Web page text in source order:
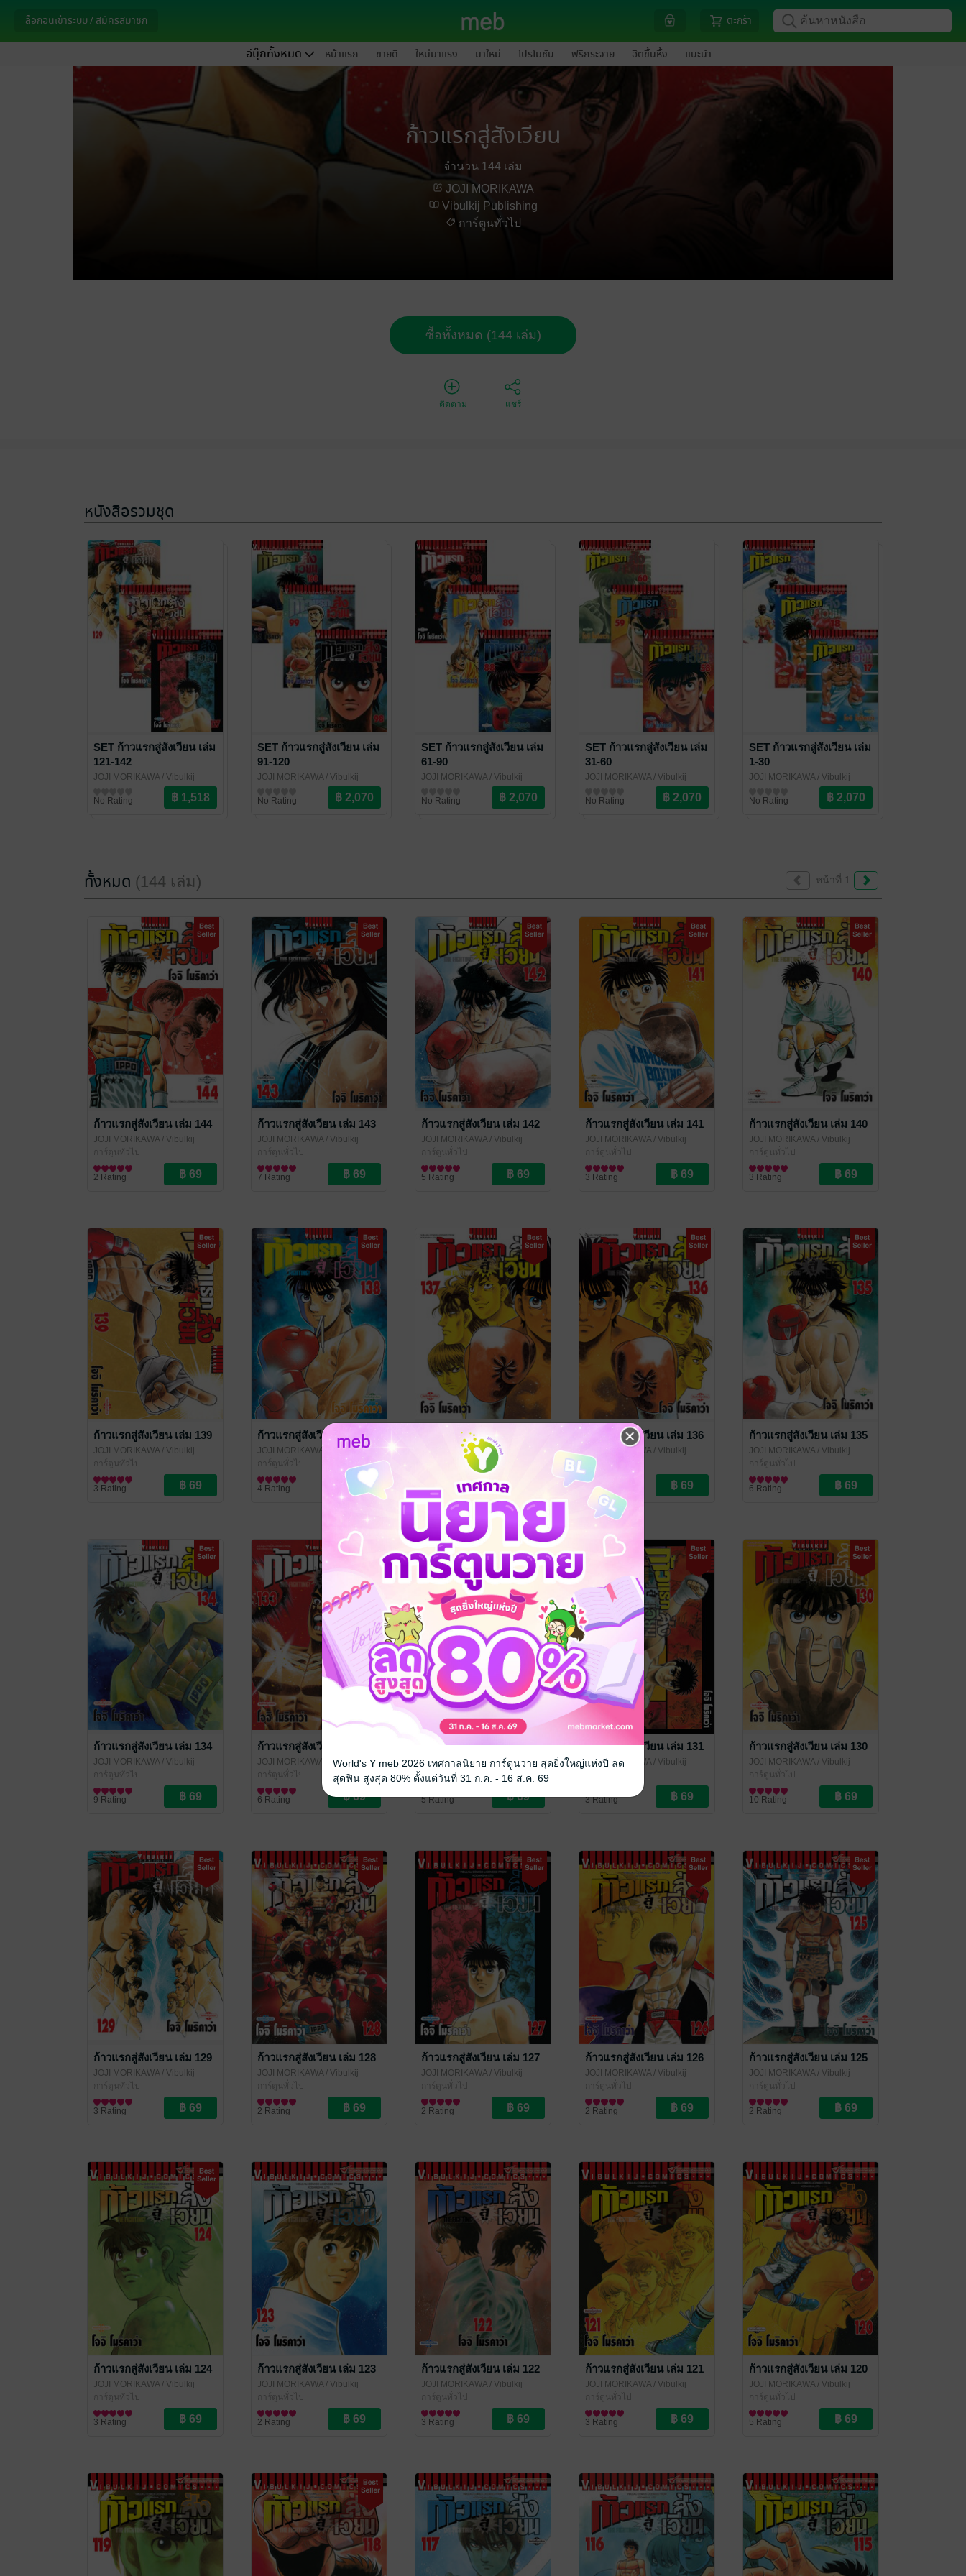
ล็อกอินเข้าระบบ / สมัครสมาชิก ตะกร้า
อีบุ๊กทั้งหมด หน้าแรก ขายดี ใหม่มาแรง มาใหม่ โปรโมชัน ฟรีกระจาย ฮิตขึ้นหิ้ง แนะนำ
ก้าวแรกสู่สังเวียน
จำนวน 144 เล่ม
JOJI MORIKAWA
Vibulkij Publishing
การ์ตูนทั่วไป
ซื้อทั้งหมด (144 เล่ม)
ติดตาม แชร์
หนังสือรวมชุด
SET ก้าวแรกสู่สังเวียน เล่ม
121-142
JOJI MORIKAWA/ Vibulkij
No Rating
SET ก้าวแรกสู่สังเวียน เล่ม
91-120
JOJI MORIKAWA/ Vibulkij
No Rating
SET ก้าวแรกสู่สังเวียน เล่ม
61-90
JOJI MORIKAWA/ Vibulkij
No Rating
SET ก้าวแรกสู่สังเวียน เล่ม
31-60
JOJI MORIKAWA/ Vibulkij
No Rating
SET ก้าวแรกสู่สังเวียน เล่ม
1-30
JOJI MORIKAWA/ Vibulkij
No Rating
ทั้งหมด (144 เล่ม) หน้าที่ 1
ก้าวแรกสู่สังเวียน เล่ม 144
JOJI MORIKAWA/ Vibulkij
Publishing
การ์ตูนทั่วไป
2 Rating
ก้าวแรกสู่สังเวียน เล่ม 143
JOJI MORIKAWA/ Vibulkij
Publishing
การ์ตูนทั่วไป
7 Rating
ก้าวแรกสู่สังเวียน เล่ม 142
JOJI MORIKAWA/ Vibulkij
Publishing
การ์ตูนทั่วไป
5 Rating
ก้าวแรกสู่สังเวียน เล่ม 141
JOJI MORIKAWA/ Vibulkij
Publishing
การ์ตูนทั่วไป
3 Rating
ก้าวแรกสู่สังเวียน เล่ม 140
JOJI MORIKAWA/ Vibulkij
Publishing
การ์ตูนทั่วไป
3 Rating
ก้าวแรกสู่สังเวียน เล่ม 139
JOJI MORIKAWA/ Vibulkij
Publishing
การ์ตูนทั่วไป
3 Rating
ก้าวแรกสู่สังเวียน เล่ม 138
JOJI MORIKAWA
/ Vibulkij
Publishing
การ์ตูนทั่วไป
4 Rating
ก้าวแรกสู่สังเวียน เล่ม 137
JOJI MORIKAWA/ Vibulkij
การ์ตูนทั่วไป
5 Rating
ก้าวแรกสู่สังเวียน เล่ม 136
JOJI MORIKAWA/ Vibulkij
Publishing
การ์ตูนทั่วไป
6 Rating
ก้าวแรกสู่สังเวียน เล่ม 135
JOJI MORIKAWA/ Vibulkij
Publishing
การ์ตูนทั่วไป
6 Rating
ก้าวแรกสู่สังเวียน เล่ม 134
JOJI MORIKAWA/ Vibulkij
Publishing
การ์ตูนทั่วไป
9 Rating
ก้าวแรกสู่สังเวียน เล่ม 133
JOJI MORIKAWA
/ Vibulkij
Publishing
การ์ตูนทั่วไป
6 Rating
ก้าวแรกสู่สังเวียน เล่ม 132
JOJI MORIKAWA / Vibulkij
Publishing
การ์ตูนทั่วไป
5 Rating
ก้าวแรกสู่สังเวียน เล่ม 131
JOJI MORIKAWA/ Vibulkij
3 Rating
ก้าวแรกสู่สังเวียน เล่ม 130
JOJI MORIKAWA/ Vibulkij
Publishing
การ์ตูนทั่วไป
10 Rating
ก้าวแรกสู่สังเวียน เล่ม 129
JOJI MORIKAWA/ Vibulkij
Publishing
การ์ตูนทั่วไป
3 Rating
ก้าวแรกสู่สังเวียน เล่ม 128
JOJI MORIKAWA/ Vibulkij
Publishing
การ์ตูนทั่วไป
2 Rating
ก้าวแรกสู่สังเวียน เล่ม 127
JOJI MORIKAWA/ Vibulkij
Publishing
การ์ตูนทั่วไป
2 Rating
ก้าวแรกสู่สังเวียน เล่ม 126
JOJI MORIKAWA/ Vibulkij
Publishing
การ์ตูนทั่วไป
2 Rating
ก้าวแรกสู่สังเวียน เล่ม 125
JOJI MORIKAWA/ Vibulkij
Publishing
การ์ตูนทั่วไป
2 Rating
ก้าวแรกสู่สังเวียน เล่ม 124
JOJI MORIKAWA/ Vibulkij
Publishing
การ์ตูนทั่วไป
3 Rating
ก้าวแรกสู่สังเวียน เล่ม 123
JOJI MORIKAWA/ Vibulkij
Publishing
การ์ตูนทั่วไป
2 Rating
ก้าวแรกสู่สังเวียน เล่ม 122
JOJI MORIKAWA/ Vibulkij
Publishing
การ์ตูนทั่วไป
3 Rating
ก้าวแรกสู่สังเวียน เล่ม 121
JOJI MORIKAWA/ Vibulkij
Publishing
การ์ตูนทั่วไป
3 Rating
ก้าวแรกสู่สังเวียน เล่ม 120
JOJI MORIKAWA/ Vibulkij
Publishing
การ์ตูนทั่วไป
5 Rating
World's Y meb 2026 เทศกาลนิยาย การ์ตูนวาย สุดยิ่งใหญ่แห่งปี ลด
สุดฟิน สูงสุด 80% ตั้งแต่วันที่ 31 ก.ค. - 16 ส.ค. 69